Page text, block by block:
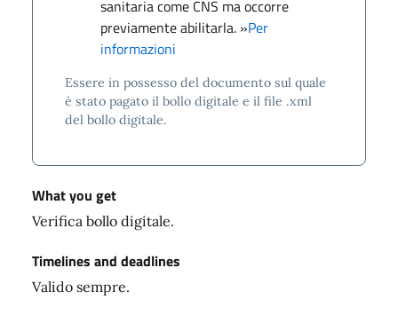
sanitaria come CNS ma occorre
previamente abilitarla. »Per
informazioni
Essere in possesso del documento sul quale
è stato pagato il bollo digitale e il file .xml
del bollo digitale.
What you get
Verifica bollo digitale.
Timelines and deadlines
Valido sempre.